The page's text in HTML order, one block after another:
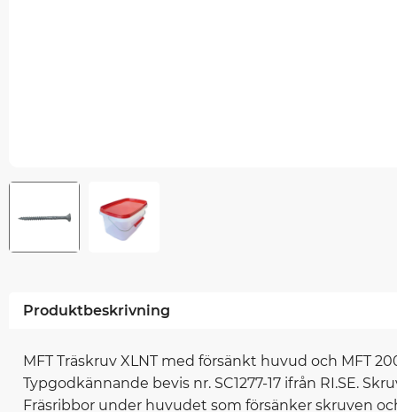
Produktbeskrivning
MFT Träskruv XLNT med försänkt huvud och MFT
Typgodkännande bevis nr. SC1277-17 ifrån RI.SE.
Fräsribbor under huvudet som försänker skruven